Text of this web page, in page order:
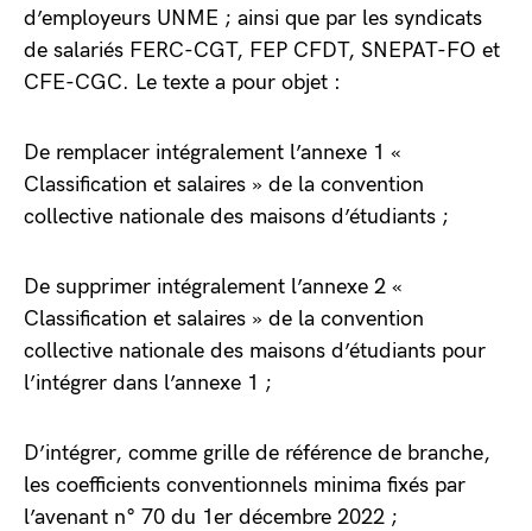
d’employeurs UNME ; ainsi que par les syndicats
de salariés FERC-CGT, FEP CFDT, SNEPAT-FO et
CFE-CGC. Le texte a pour objet :
De remplacer intégralement l’annexe 1 «
Classification et salaires » de la convention
collective nationale des maisons d’étudiants ;
De supprimer intégralement l’annexe 2 «
Classification et salaires » de la convention
collective nationale des maisons d’étudiants pour
l’intégrer dans l’annexe 1 ;
D’intégrer, comme grille de référence de branche,
les coefficients conventionnels minima fixés par
l’avenant n° 70 du 1er décembre 2022 ;